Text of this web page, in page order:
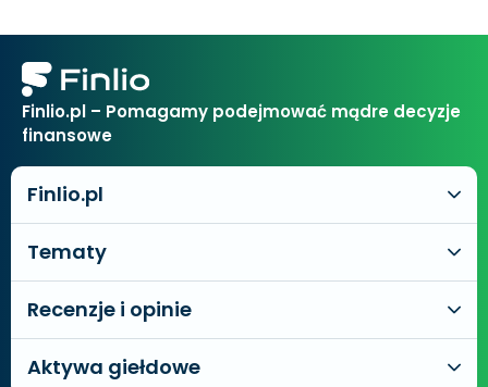
Finlio.pl – Pomagamy podejmować mądre decyzje
finansowe
Finlio.pl
Tematy
Recenzje i opinie
Aktywa giełdowe